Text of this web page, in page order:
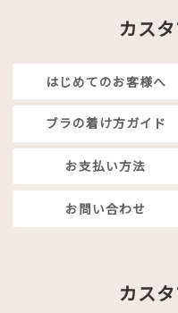
カス
はじめてのお客様へ
ブラの着け方ガイド
お支払い方法
お問い合わせ
カス